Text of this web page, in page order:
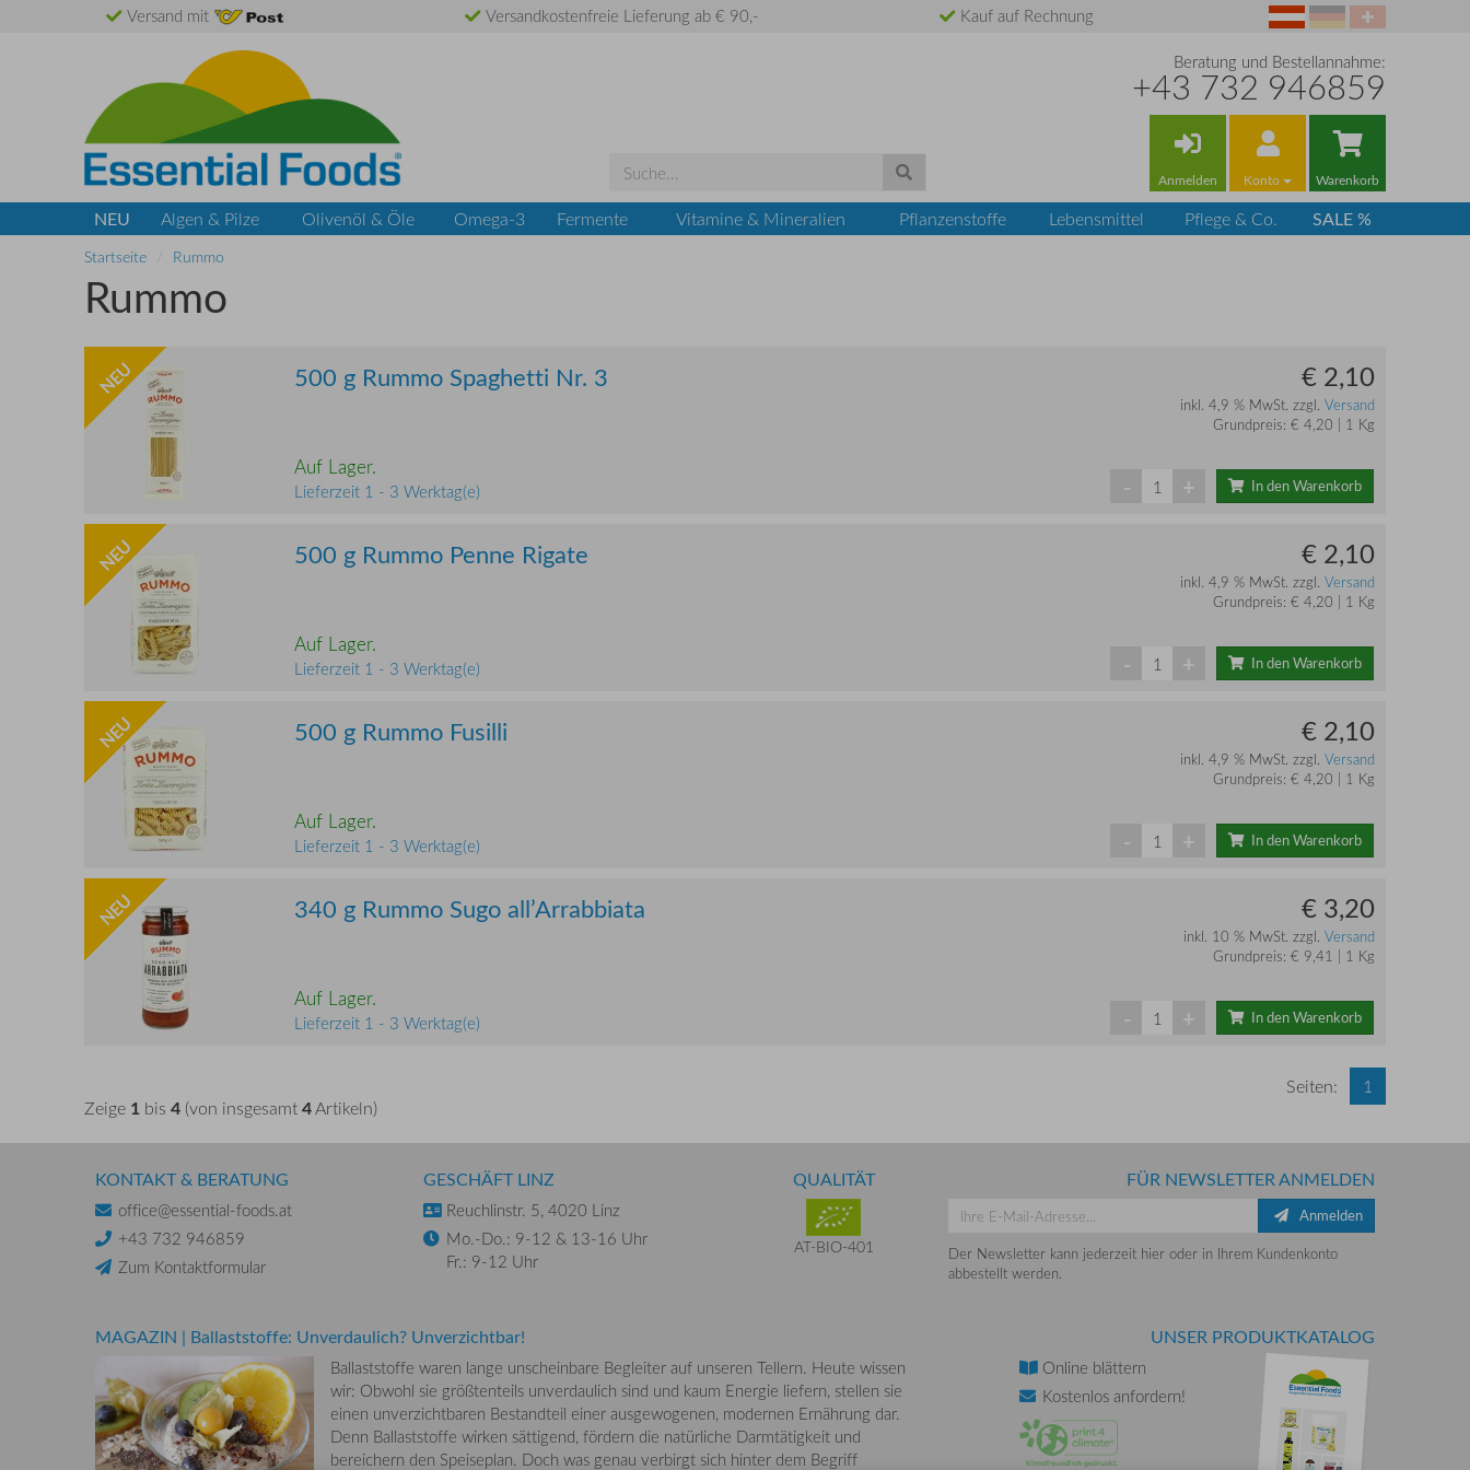
Versand mit Versandkostenfreie Lieferung ab € 90,- Kauf auf Rechnung
Beratung und Bestellannahme:
+43 732 946859
Anmelden Konto Warenkorb
NEU Algen & Pilze Olivenöl & Öle Omega-3 Fermente Vitamine & Mineralien Pflanzenstoffe Lebensmittel Pflege & Co. SALE %
Startseite Rummo
Rummo
NEU 500 g Rummo Spaghetti Nr. 3 € 2,10
inkl. 4,9 % MwSt. zzgl. Versand
Grundpreis: € 4,20 | 1 Kg
Auf Lager.
Lieferzeit 1 - 3 Werktag(e) In den Warenkorb
- +
NEU 500 g Rummo Penne Rigate € 2,10
inkl. 4,9 % MwSt. zzgl. Versand
Grundpreis: € 4,20 | 1 Kg
Auf Lager.
Lieferzeit 1 - 3 Werktag(e) In den Warenkorb
- +
NEU 500 g Rummo Fusilli € 2,10
inkl. 4,9 % MwSt. zzgl. Versand
Grundpreis: € 4,20 | 1 Kg
Auf Lager.
Lieferzeit 1 - 3 Werktag(e) In den Warenkorb
- +
NEU 340 g Rummo Sugo all’Arrabbiata € 3,20
inkl. 10 % MwSt. zzgl. Versand
Grundpreis: € 9,41 | 1 Kg
Auf Lager.
Lieferzeit 1 - 3 Werktag(e) In den Warenkorb
- +
Zeige 1 bis 4 (von insgesamt4Artikeln)
Seiten: 1
KONTAKT & BERATUNG
office@essential-foods.at
+43 732 946859
Zum Kontaktformular
GESCHÄFT LINZ
Reuchlinstr. 5, 4020 Linz
Mo.-Do.: 9-12 & 13-16 Uhr
Fr.: 9-12 Uhr
QUALITÄT
AT-BIO-401
FÜR NEWSLETTER ANMELDEN
Anmelden
Der Newsletter kann jederzeit hier oder in Ihrem Kundenkonto
abbestellt werden.
MAGAZIN | Ballaststoffe: Unverdaulich? Unverzichtbar!
Ballaststoffe waren lange unscheinbare Begleiter auf unseren Tellern. Heute wissen
wir: Obwohl sie größtenteils unverdaulich sind und kaum Energie liefern, stellen sie
einen unverzichtbaren Bestandteil einer ausgewogenen, modernen Ernährung dar.
Denn Ballaststoffe wirken sättigend, fördern die natürliche Darmtätigkeit und
bereichern den Speiseplan. Doch was genau verbirgt sich hinter dem Begriff
UNSER PRODUKTKATALOG
Online blättern
Kostenlos anfordern!